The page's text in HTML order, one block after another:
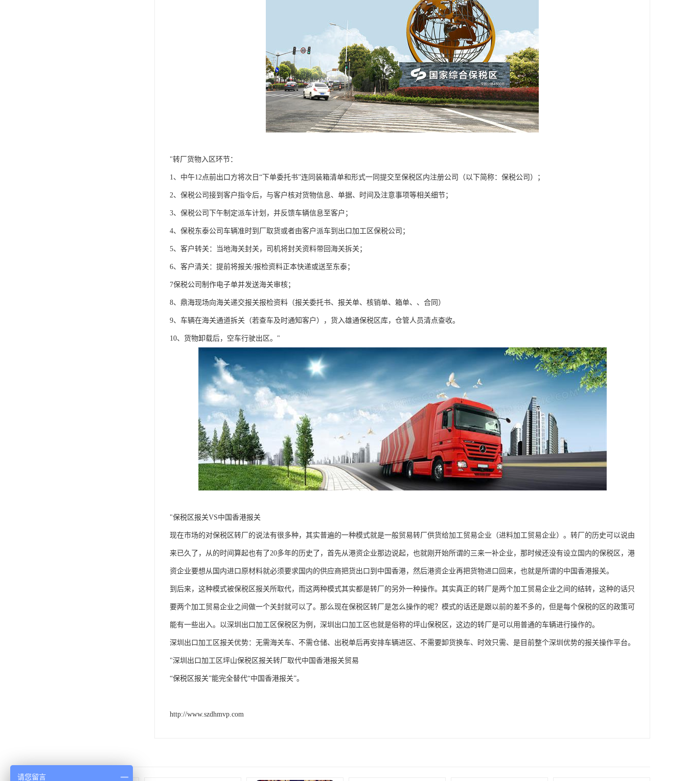
"转厂货物入区环节：
1、中午12点前出口方将次日“下单委托书”连同装箱清单和形式一同提交至保税区内注册公司（以下简称：保税公司）；
2、保税公司接到客户指令后，与客户核对货物信息、单据、时间及注意事项等相关细节；
3、保税公司下午制定派车计划，并反馈车辆信息至客户；
4、保税东泰公司车辆准时到厂取货或者由客户派车到出口加工区保税公司；
5、客户转关：当地海关封关，司机将封关资料带回海关拆关；
6、客户清关：提前将报关/报检资料正本快递或送至东泰；
7保税公司制作电子单并发送海关审核；
8、鼎海现场向海关递交报关报检资料（报关委托书、报关单、核销单、箱单、、合同）
9、车辆在海关通道拆关（若查车及时通知客户），货入雄通保税区库，仓管人员清点查收。
10、货物卸载后，空车行驶出区。"
"保税区报关VS中国香港报关
现在市场的对保税区转厂的说法有很多种，其实普遍的一种模式就是一般贸易转厂供货给加工贸易企业（进料加工贸易企业）。转厂的历史可以说由
来已久了，从的时间算起也有了20多年的历史了，首先从港资企业那边说起，也就刚开始所谓的三来一补企业，那时候还没有设立国内的保税区，港
资企业要想从国内进口原材料就必须要求国内的供应商把货出口到中国香港，然后港资企业再把货物进口回来，也就是所谓的中国香港报关。
到后来，这种模式被保税区报关所取代，而这两种模式其实都是转厂的另外一种操作。其实真正的转厂是两个加工贸易企业之间的结转，这种的话只
要两个加工贸易企业之间做一个关封就可以了。那么现在保税区转厂是怎么操作的呢？模式的话还是跟以前的差不多的，但是每个保税的区的政策可
能有一些出入。以深圳出口加工区保税区为例，深圳出口加工区也就是俗称的坪山保税区，这边的转厂是可以用普通的车辆进行操作的。
深圳出口加工区报关优势：无需海关车、不需仓储、出税单后再安排车辆进区、不需要卸货换车、时效只需、是目前整个深圳优势的报关操作平台。
"深圳出口加工区坪山保税区报关转厂取代中国香港报关贸易
“保税区报关”能完全替代“中国香港报关”。
http://www.szdhmvp.com
请您留言